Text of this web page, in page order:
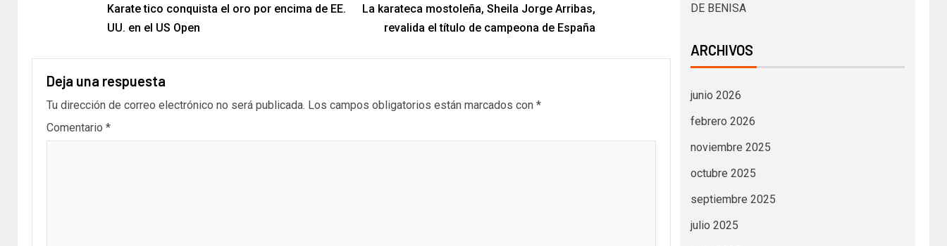
Karate tico conquista el oro por encima de EE.
UU. en el US Open
La karateca mostoleña, Sheila Jorge Arribas,
revalida el título de campeona de España
Deja una respuesta
Tu dirección de correo electrónico no será publicada. Los campos obligatorios están marcados con *
Comentario *
DE BENISA
ARCHIVOS
junio 2026
febrero 2026
noviembre 2025
octubre 2025
septiembre 2025
julio 2025